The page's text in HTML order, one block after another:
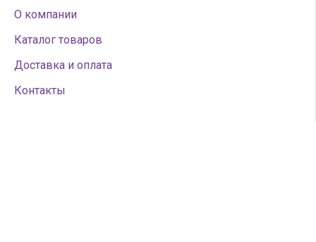
О компании
Каталог товаров
Доставка и оплата
Контакты